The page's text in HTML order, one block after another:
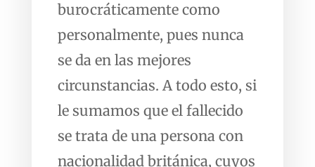
burocráticamente como
personalmente, pues nunca
se da en las mejores
circunstancias. A todo esto, si
le sumamos que el fallecido
se trata de una persona con
nacionalidad británica, cuyos